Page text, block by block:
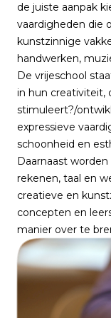
de juiste aanpak
vaardigheden die
kunstzinnige
handwerken,
De vrijeschool
in hun creativiteit,
stimuleert?/
expressieve
schoonheid en
Daarnaast
rekenen, taal en
creatieve en
concepten en
manier over te